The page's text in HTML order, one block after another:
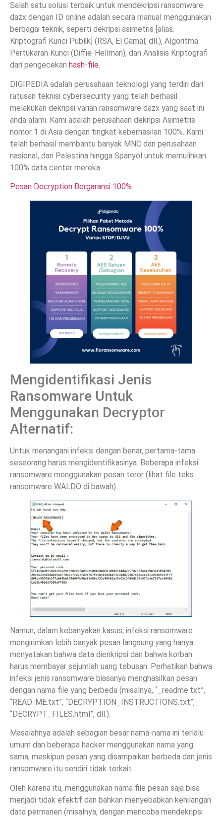
Salah satu solusi terbaik untuk mendekripsi ransomware
dazx dengan ID online adalah secara manual menggunakan
berbagai teknik, seperti dekripsi asimetris [alias.
Kriptografi Kunci Publik] (RSA, El Gamal, dll.), Algoritma
Pertukaran Kunci (Diffie-Hellman), dan Analisis Kriptografi
dari pengecekan hash-file.
DIGIPEDIA adalah perusahaan teknologi yang terdiri dari
ratusan teknisi cybersecurity yang telah berhasil
melakukan dekripsi varian ransomware dazx yang saat ini
anda alami. Kami adalah perusahaan dekripsi Asimetris
nomor 1 di Asia dengan tingkat keberhasilan 100%. Kami
telah berhasil membantu banyak MNC dan perusahaan
nasional, dari Palestina hingga Spanyol untuk memulihkan
100% data center mereka.
Pesan Decryption Bergaransi 100%
Mengidentifikasi Jenis
Ransomware Untuk
Menggunakan Decryptor
Alternatif:
Untuk menangani infeksi dengan benar, pertama-tama
seseorang harus mengidentifikasinya. Beberapa infeksi
ransomware menggunakan pesan teror (lihat file teks
ransomware WALDO di bawah).
Namun, dalam kebanyakan kasus, infeksi ransomware
mengirimkan lebih banyak pesan langsung yang hanya
menyatakan bahwa data dienkripsi dan bahwa korban
harus membayar sejumlah uang tebusan. Perhatikan bahwa
infeksi jenis ransomware biasanya menghasilkan pesan
dengan nama file yang berbeda (misalnya, “_readme.txt”,
“READ-ME.txt”, “DECRYPTION_INSTRUCTIONS.txt”,
“DECRYPT_FILES.html”, dll.).
Masalahnya adalah sebagian besar nama-nama ini terlalu
umum dan beberapa hacker menggunakan nama yang
sama, meskipun pesan yang disampaikan berbeda dan jenis
ransomware itu sendiri tidak terkait.
Oleh karena itu, menggunakan nama file pesan saja bisa
menjadi tidak efektif dan bahkan menyebabkan kehilangan
data permanen (misalnya, dengan mencoba mendekripsi